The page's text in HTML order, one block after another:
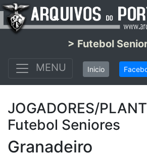
> Futebol
MENU
Inicio
JOGADORES/
Futebol Seniores
Granadeiro